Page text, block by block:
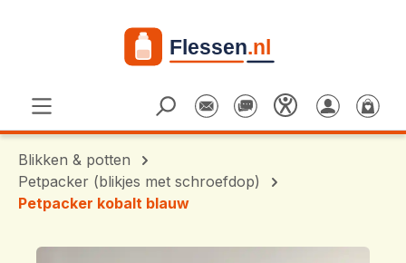
Blikken & potten
Petpacker (blikjes met schroefdop)
Petpacker kobalt blauw